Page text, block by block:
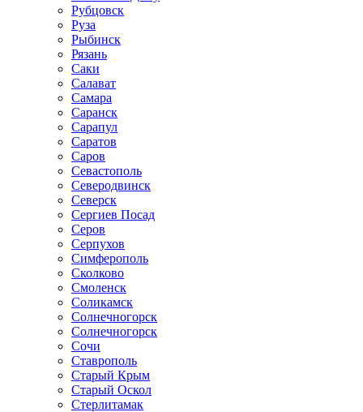
Рубцовск
Руза
Рыбинск
Рязань
Саки
Салават
Самара
Саранск
Сарапул
Саратов
Саров
Севастополь
Северодвинск
Северск
Сергиев Посад
Серов
Серпухов
Симферополь
Сколково
Смоленск
Соликамск
Солнечногорск
Солнечногорск
Сочи
Ставрополь
Старый Крым
Старый Оскол
Стерлитамак